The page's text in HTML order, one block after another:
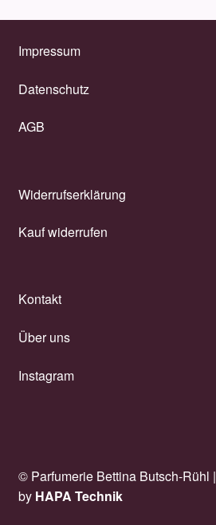
Impressum
Datenschutz
AGB
Widerrufserklärung
Kauf widerrufen
Kontakt
Über uns
Instagram
© Parfumerie Bettina Butsch-Rühl |
by HAPA Technik